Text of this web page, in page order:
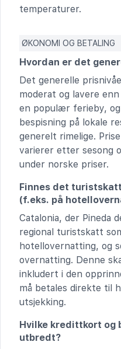
temperaturer.
ØKONOMI OG BETALING
Hvordan er det
Det generelle
moderat og lavere
en populær ferieby,
bespisning på lokale
generelt rimelige.
varierer etter sesong
under norske priser.
Finnes det
(f.eks. på
Catalonia, der Pineda
regional turistskatt
hotellovernatting, og
overnatting. Denne
inkludert i den
må betales direkte til
utsjekking.
Hvilke kredittkort og
utbredt?